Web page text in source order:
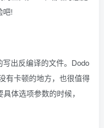
吧!
出反编译的文件。Dodo
有卡顿的地方，也很值得
体选项参数的时候，